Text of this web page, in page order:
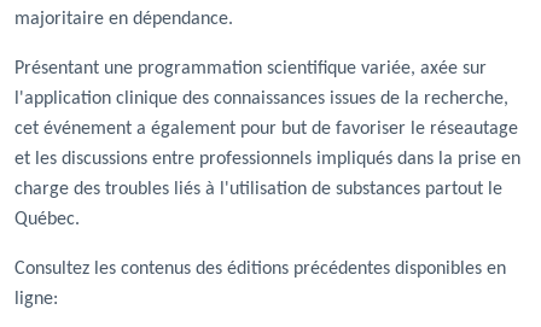
majoritaire en dépendance.
Présentant une programmation scientifique variée, axée sur
l'application clinique des connaissances issues de la recherche,
cet événement a également pour but de favoriser le réseautage
et les discussions entre professionnels impliqués dans la prise en
charge des troubles liés à l'utilisation de substances partout le
Québec.
Consultez les contenus des éditions précédentes disponibles en
ligne: